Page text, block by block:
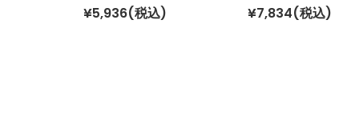
¥5,936(税込)
¥7,834(税込)